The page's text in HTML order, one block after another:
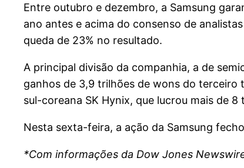
Entre outubro e dezembro, a Samsung
ano antes e acima do consenso de
queda de 23% no resultado.
A principal divisão da companhia, a de
ganhos de 3,9 trilhões de wons do
sul-coreana SK Hynix, que lucrou mais de
Nesta sexta-feira, a ação da Samsung
*Com informações da Dow Jones